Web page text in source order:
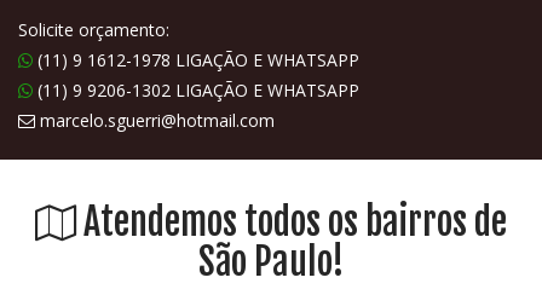
Solicite orçamento:
(11) 9 1612-1978 LIGAÇÃO E WHATSAPP
(11) 9 9206-1302 LIGAÇÃO E WHATSAPP
marcelo.sguerri@hotmail.com
Atendemos todos os bairros de
São Paulo!